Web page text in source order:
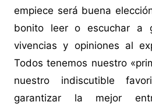
empiece será buena
bonito leer o escuchar a
vivencias y opiniones al
Todos tenemos nuestro
nuestro indiscutible
garantizar la mejor